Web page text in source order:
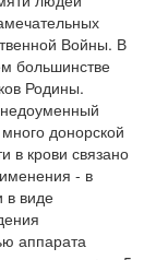
Войны. В
большинстве
Родины.
донорской
в крови связано
- в
в виде
аппарата